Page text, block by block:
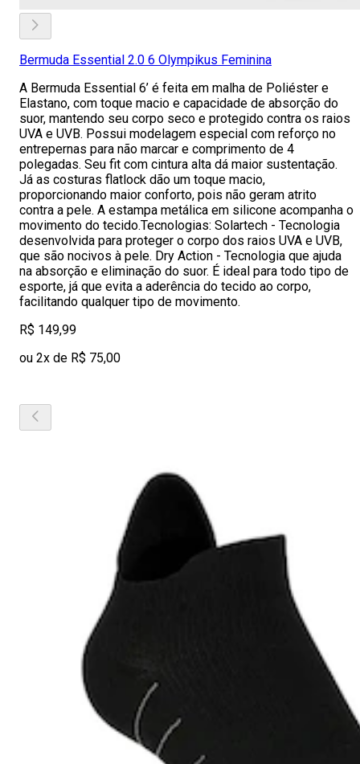
Bermuda Essential 2.0 6 Olympikus Feminina
A Bermuda Essential 6’ é feita em malha de Poliéster e
Elastano, com toque macio e capacidade de absorção do
suor, mantendo seu corpo seco e protegido contra os raios
UVA e UVB. Possui modelagem especial com reforço no
entrepernas para não marcar e comprimento de 4
polegadas. Seu fit com cintura alta dá maior sustentação.
Já as costuras flatlock dão um toque macio,
proporcionando maior conforto, pois não geram atrito
contra a pele. A estampa metálica em silicone acompanha o
movimento do tecido.Tecnologias: Solartech - Tecnologia
desenvolvida para proteger o corpo dos raios UVA e UVB,
que são nocivos à pele. Dry Action - Tecnologia que ajuda
na absorção e eliminação do suor. É ideal para todo tipo de
esporte, já que evita a aderência do tecido ao corpo,
facilitando qualquer tipo de movimento.
R$ 149,99
ou 2x de R$ 75,00